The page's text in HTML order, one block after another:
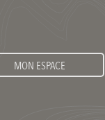
MON ESPACE